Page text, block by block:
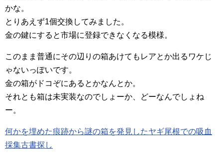
かな。
とりあえず1個交換してみました。
金の鍵にすると市場に登録できなくなる模様。
このまま普通にその辺りの箱あけてもレアとか出るワケじ
ゃないっぽいです。
金の箱がドコぞにあるとかなんとか。
それとも箱は未実装なのでしょーか、どーなんでしょね
ー。
何かを埋めた痕跡から謎の箱を発見したヤギ尾根での吸血
採集古書探し